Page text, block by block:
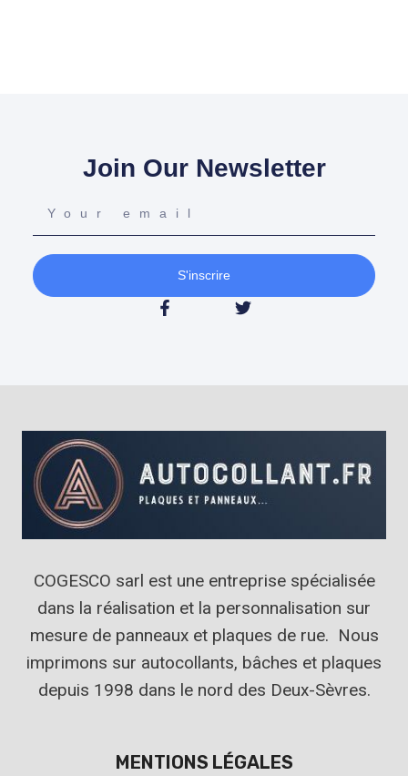
Join Our Newsletter
S'inscrire
COGESCO sarl est une entreprise spécialisée
dans la réalisation et la personnalisation sur
mesure de panneaux et plaques de rue. Nous
imprimons sur autocollants, bâches et plaques
depuis 1998 dans le nord des Deux-Sèvres.
MENTIONS LÉGALES